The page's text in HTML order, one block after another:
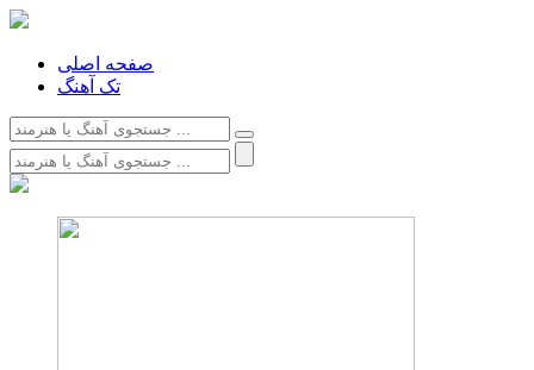
صفحه اصلی
تک آهنگ